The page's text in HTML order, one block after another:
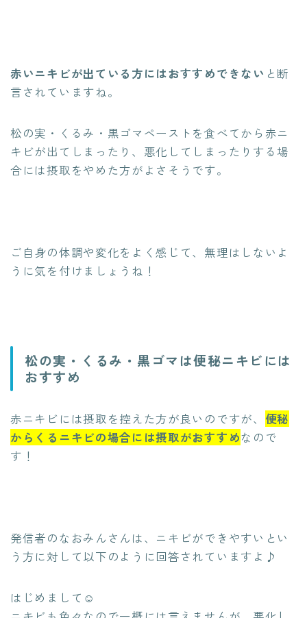
赤いニキビが出ている方にはおすすめできない と断
言されていますね。
松の実・くるみ・黒ゴマペーストを食べてから赤ニ
キビが出てしまったり、悪化してしまったりする場
合には摂取をやめた方がよさそうです。
ご自身の体調や変化をよく感じて、無理はしないよ
うに気を付けましょうね！
松の実・くるみ・黒ゴマは便秘ニキビには
おすすめ
赤ニキビには摂取を控えた方が良いのですが、 便秘
からくるニキビの場合には摂取がおすすめなので
す！
発信者のなおみんさんは、ニキビができやすいとい
う方に対して以下のように回答されていますよ♪
はじめまして☺︎